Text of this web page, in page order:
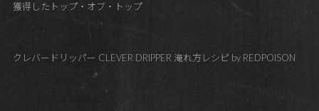
獲得したトップ・オブ・トップ
クレバードリッパー CLEVER DRIPPER 淹れ方レシピ by REDPOISON